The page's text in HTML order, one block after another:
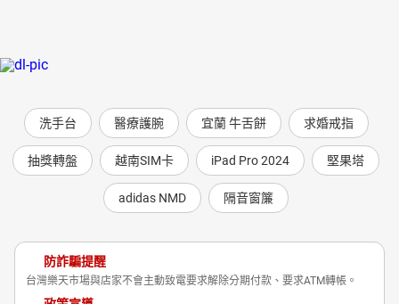
洗手台 醫療護腕 宜蘭 牛舌餅 求婚戒指
抽獎轉盤 越南SIM卡 iPad Pro 2024 堅果塔
adidas NMD 隔音窗簾
防詐騙提醒
台灣樂天市場與店家不會主動致電要求解除分期付款、要求ATM轉帳。